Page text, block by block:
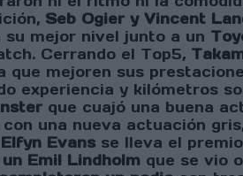
Seb Ogier y Vincent
mejor nivel junto a un
Cerrando el Top5,
mejoren sus
experiencia y kilómetros
que cuajó una buena
una nueva actuación
Elfyn Evans se lleva el
Emil Lindholm que se vio